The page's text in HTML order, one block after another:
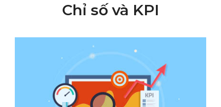
Chỉ số và KPI